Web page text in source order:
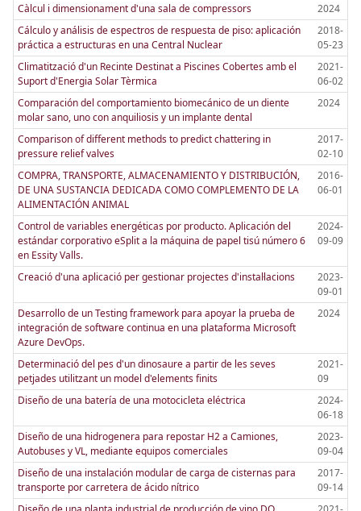
Càlcul i dimensionament d'una sala de compressors
2024
Cálculo y análisis de espectros de respuesta de piso: aplicación
práctica a estructuras en una Central Nuclear
2018-
05-23
Climatització d'un Recinte Destinat a Piscines Cobertes amb el
Suport d'Energia Solar Tèrmica
2021-
06-02
Comparación del comportamiento biomecánico de un diente
molar sano, uno con anquiliosis y un implante dental
2024
Comparison of different methods to predict chattering in
pressure relief valves
2017-
02-10
COMPRA, TRANSPORTE, ALMACENAMIENTO Y DISTRIBUCIÓN,
DE UNA SUSTANCIA DEDICADA COMO COMPLEMENTO DE LA
ALIMENTACIÓN ANIMAL
2016-
06-01
Control de variables energéticas por producto. Aplicación del
estándar corporativo eSplit a la máquina de papel tisú número 6
en Essity Valls.
2024-
09-09
Creació d'una aplicació per gestionar projectes d'instal·lacions
2023-
09-01
Desarrollo de un Testing framework para apoyar la prueba de
integración de software continua en una plataforma Microsoft
Azure DevOps.
2024
Determinació del pes d'un dinosaure a partir de les seves
petjades utilitzant un model d'elements finits
2021-
09
Diseño de una batería de una motocicleta eléctrica
2024-
06-18
Diseño de una hidrogenera para repostar H2 a Camiones,
Autobuses y VL, mediante equipos comerciales
2023-
09-04
Diseño de una instalación modular de carga de cisternas para
transporte por carretera de ácido nítrico
2017-
09-14